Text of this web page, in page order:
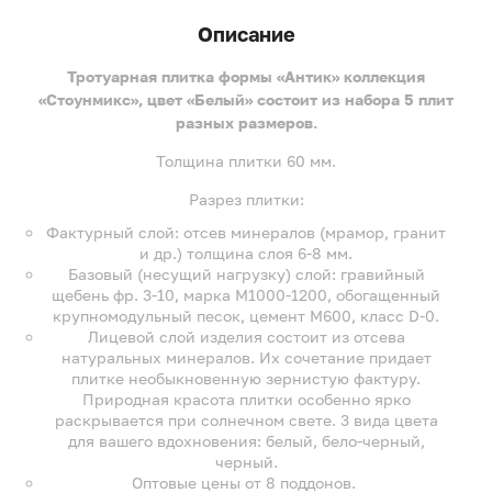
Описание
Тротуарная плитка формы «Антик» коллекция
«Стоунмикс», цвет «Белый» состоит из набора 5 плит
разных размеров.
Толщина плитки 60 мм.
Разрез плитки:
Фактурный слой: отсев минералов (мрамор, гранит
и др.) толщина слоя 6-8 мм.
Базовый (несущий нагрузку) слой: гравийный
щебень фр. 3-10, марка М1000-1200, обогащенный
крупномодульный песок, цемент М600, класс D-0.
Лицевой слой изделия состоит из отсева
натуральных минералов. Их сочетание придает
плитке необыкновенную зернистую фактуру.
Природная красота плитки особенно ярко
раскрывается при солнечном свете. 3 вида цвета
для вашего вдохновения: белый, бело-черный,
черный.
Оптовые цены от 8 поддонов.